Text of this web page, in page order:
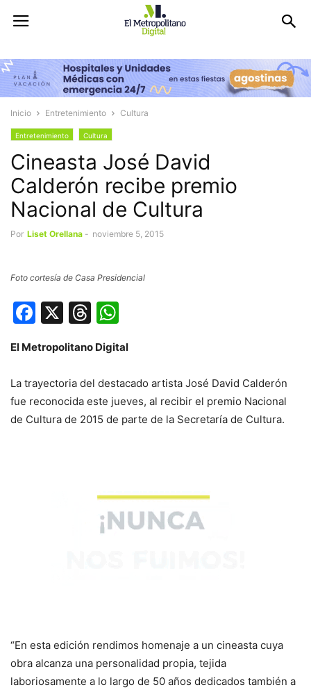
Inicio Entretenimiento Cultura
Entretenimiento Cultura
Cineasta José David
Calderón recibe premio
Nacional de Cultura
Por Liset Orellana - noviembre 5, 2015
Foto cortesía de Casa Presidencial
Facebook
X Threads
El Metropolitano Digital
La trayectoria del destacado artista José David Calderón
fue reconocida este jueves, al recibir el premio Nacional
de Cultura de 2015 de parte de la Secretaría de Cultura.
“En esta edición rendimos homenaje a un cineasta cuya
obra alcanza una personalidad propia, tejida
laboriosamente a lo largo de 50 años dedicados también a